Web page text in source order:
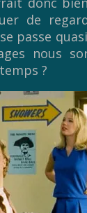
de
passe
nous
?